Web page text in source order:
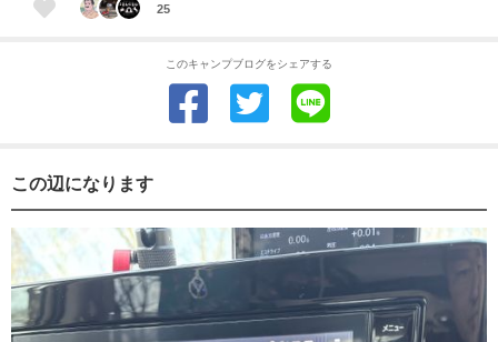
25
このキャンプブログをシェアする
この辺になります